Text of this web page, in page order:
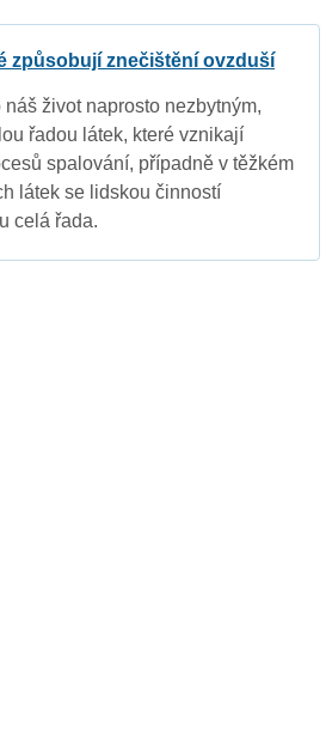
způsobují znečištění ovzduší
život naprosto nezbytným,
řadou látek, které vznikají
spalování, případně v těžkém
látek se lidskou činností
celá řada.